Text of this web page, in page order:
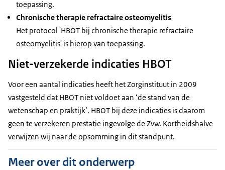
toepassing.
Chronische therapie refractaire osteomyelitis
Het protocol 'HBOT bij chronische therapie refractaire
osteomyelitis' is hierop van toepassing.
Niet-verzekerde indicaties HBOT
Voor een aantal indicaties heeft het Zorginstituut in 2009
vastgesteld dat HBOT niet voldoet aan ‘de stand van de
wetenschap en praktijk’. HBOT bij deze indicaties is daarom
geen te verzekeren prestatie ingevolge de Zvw. Kortheidshalve
verwijzen wij naar de opsomming in dit standpunt.
Meer over dit onderwerp